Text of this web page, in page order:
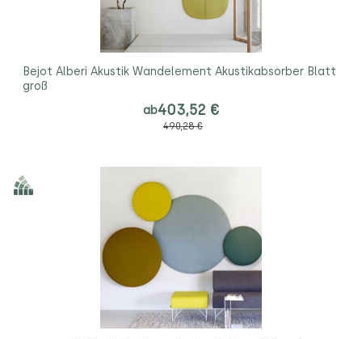
Bejot Alberi Akustik Wandelement Akustikabsorber Blatt
groß
ab403,52 €
490,28 €